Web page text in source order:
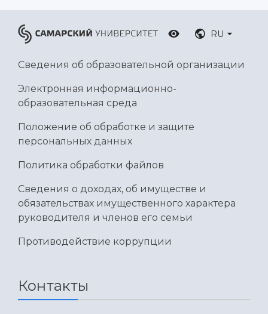
RU
Сведения об образовательной организации
Электронная информационно-
образовательная среда
Положение об обработке и защите
персональных данных
Политика обработки файлов
Сведения о доходах, об имуществе и
обязательствах имущественного характера
руководителя и членов его семьи
Противодействие коррупции
Контакты